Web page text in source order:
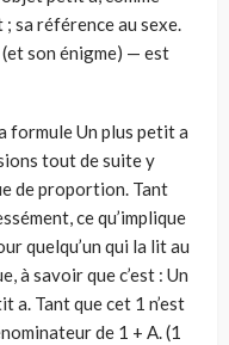
; sa référence au sexe.
(et son énigme) — est
formule Un plus petit a
tout de suite y
de proportion. Tant
ce qu’implique
quelqu’un qui la lit au
à savoir que c’est : Un
a. Tant que cet 1 n’est
de 1 + A. (1